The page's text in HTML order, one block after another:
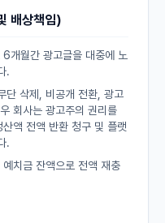
배상책임)
개월간 광고글을 대중에 노
.
단 삭제, 비공개 전환, 광고
회사는 광고주의 권리를
액 전액 반환 청구 및 플랫
.
치금 잔액으로 전액 재충